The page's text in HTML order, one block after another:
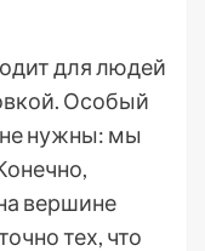
для людей
Особый
нужны: мы
вершине
тех, что